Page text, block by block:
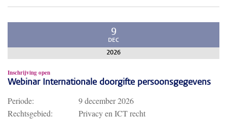
9
DEC
2026
Inschrijving open
Webinar Internationale doorgifte persoonsgegevens
Periode:
9 december 2026
Rechtsgebied:
Privacy en ICT recht